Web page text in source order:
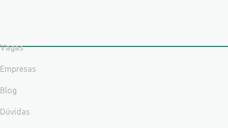
Vagas
Empresas
Blog
Dúvidas